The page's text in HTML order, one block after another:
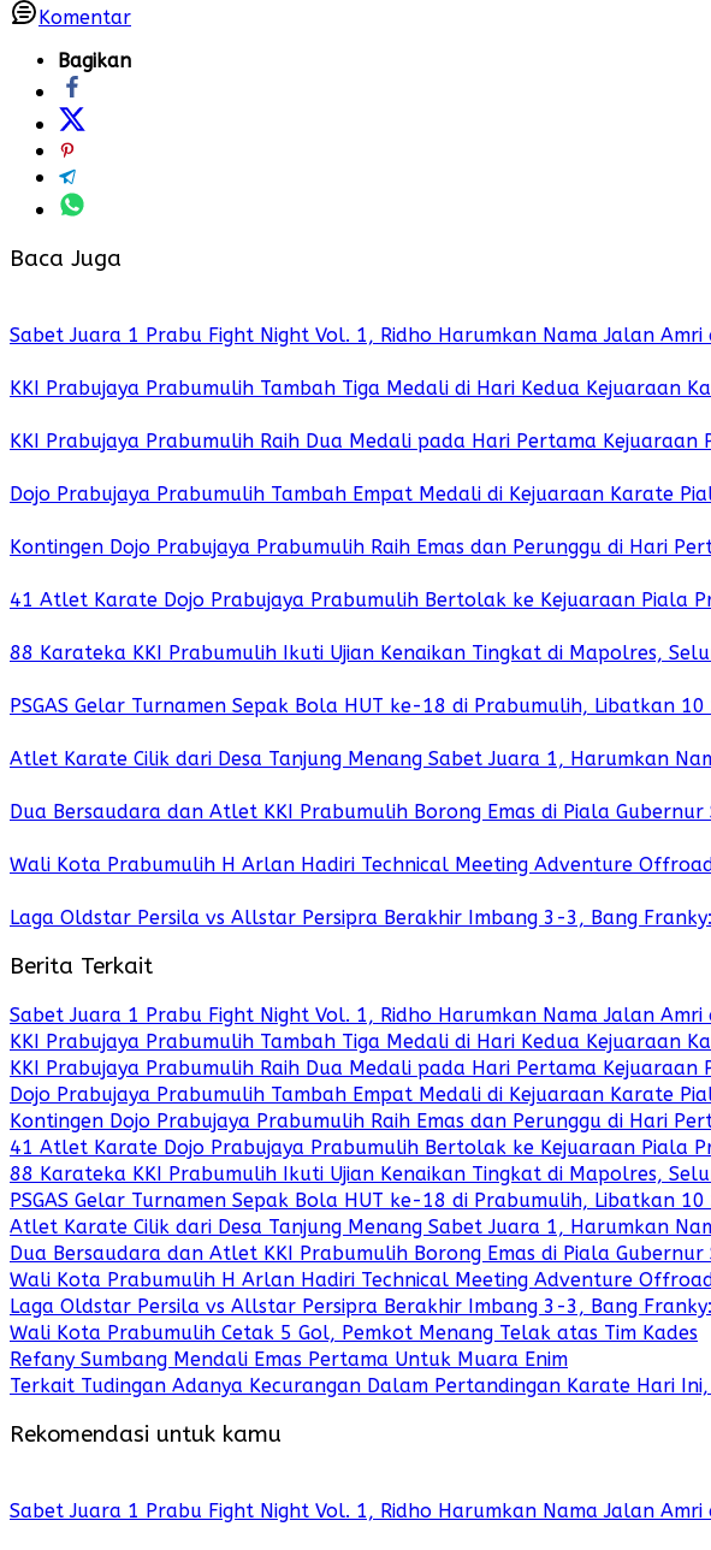
Komentar
Bagikan
Baca Juga
Sabet Juara 1 Prabu Fight Night Vol. 1, Ridho Harumkan Nama Jalan
KKI Prabujaya Prabumulih Tambah Tiga Medali di Hari Kedua Kejuaraan
KKI Prabujaya Prabumulih Raih Dua Medali pada Hari Pertama Kejuaraan
Dojo Prabujaya Prabumulih Tambah Empat Medali di Kejuaraan Karate
Kontingen Dojo Prabujaya Prabumulih Raih Emas dan Perunggu di Hari
41 Atlet Karate Dojo Prabujaya Prabumulih Bertolak ke Kejuaraan Piala
88 Karateka KKI Prabumulih Ikuti Ujian Kenaikan Tingkat di Mapolres,
PSGAS Gelar Turnamen Sepak Bola HUT ke-18 di Prabumulih, Libatkan
Atlet Karate Cilik dari Desa Tanjung Menang Sabet Juara 1, Harumkan
Dua Bersaudara dan Atlet KKI Prabumulih Borong Emas di Piala Gubernur
Wali Kota Prabumulih H Arlan Hadiri Technical Meeting Adventure
Laga Oldstar Persila vs Allstar Persipra Berakhir Imbang 3-3, Bang
Berita Terkait
Sabet Juara 1 Prabu Fight Night Vol. 1, Ridho Harumkan Nama Jalan
KKI Prabujaya Prabumulih Tambah Tiga Medali di Hari Kedua Kejuaraan
KKI Prabujaya Prabumulih Raih Dua Medali pada Hari Pertama Kejuaraan
Dojo Prabujaya Prabumulih Tambah Empat Medali di Kejuaraan Karate
Kontingen Dojo Prabujaya Prabumulih Raih Emas dan Perunggu di Hari
41 Atlet Karate Dojo Prabujaya Prabumulih Bertolak ke Kejuaraan Piala
88 Karateka KKI Prabumulih Ikuti Ujian Kenaikan Tingkat di Mapolres,
PSGAS Gelar Turnamen Sepak Bola HUT ke-18 di Prabumulih, Libatkan
Atlet Karate Cilik dari Desa Tanjung Menang Sabet Juara 1, Harumkan
Dua Bersaudara dan Atlet KKI Prabumulih Borong Emas di Piala Gubernur
Wali Kota Prabumulih H Arlan Hadiri Technical Meeting Adventure
Laga Oldstar Persila vs Allstar Persipra Berakhir Imbang 3-3, Bang
Wali Kota Prabumulih Cetak 5 Gol, Pemkot Menang Telak atas Tim Kades
Refany Sumbang Mendali Emas Pertama Untuk Muara Enim
Terkait Tudingan Adanya Kecurangan Dalam Pertandingan Karate Hari Ini,
Rekomendasi untuk kamu
Sabet Juara 1 Prabu Fight Night Vol. 1, Ridho Harumkan Nama Jalan